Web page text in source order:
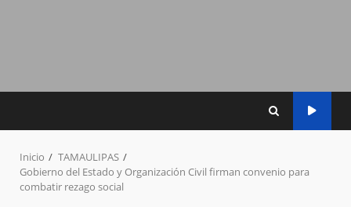
Inicio
TAMAULIPAS
Gobierno del Estado y Organización Civil firman convenio para
combatir rezago social